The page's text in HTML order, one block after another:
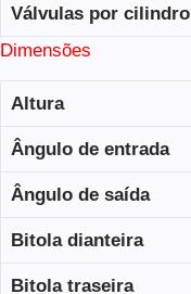
Válvulas por cilindro
Dimensões
Altura
Ângulo de entrada
Ângulo de saída
Bitola dianteira
Bitola traseira